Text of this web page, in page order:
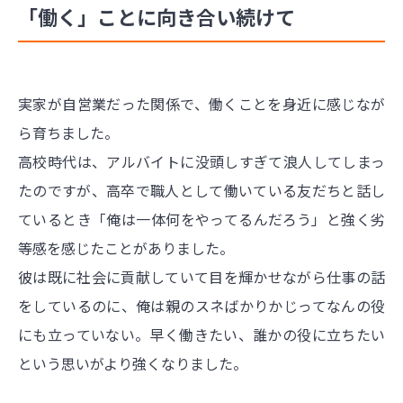
「働く」ことに向き合い続けて
実家が自営業だった関係で、働くことを身近に感じなが
ら育ちました。
高校時代は、アルバイトに没頭しすぎて浪人してしまっ
たのですが、高卒で職人として働いている友だちと話し
ているとき「俺は一体何をやってるんだろう」と強く劣
等感を感じたことがありました。
彼は既に社会に貢献していて目を輝かせながら仕事の話
をしているのに、俺は親のスネばかりかじってなんの役
にも立っていない。早く働きたい、誰かの役に立ちたい
という思いがより強くなりました。